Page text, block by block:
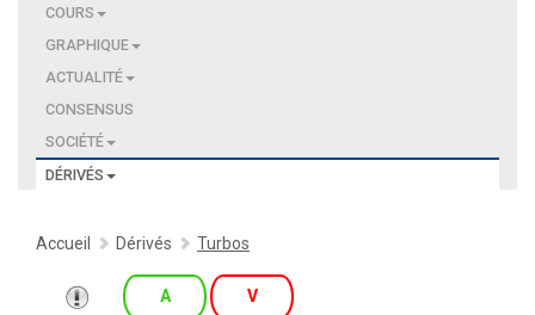
COURS
GRAPHIQUE
ACTUALITÉ
CONSENSUS
SOCIÉTÉ
DÉRIVÉS
Accueil Dérivés Turbos
A V